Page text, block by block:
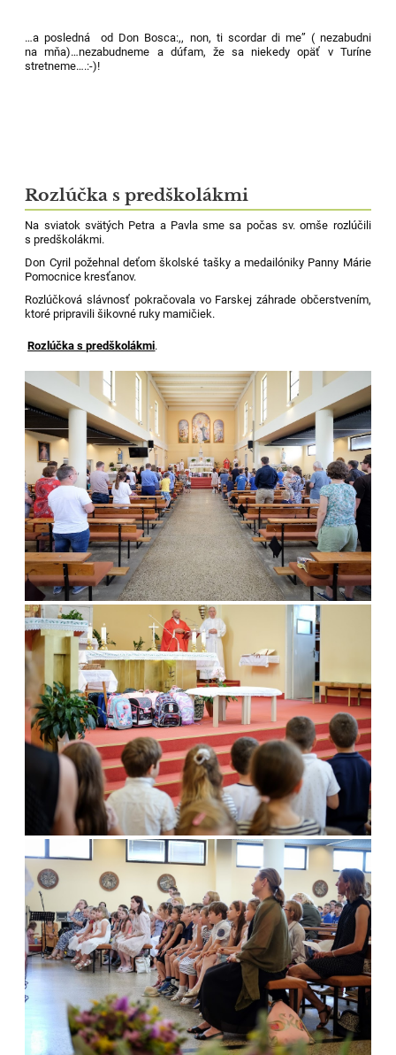
…a posledná od Don Bosca:,, non, ti scordar di me” ( nezabudni
na mňa)…nezabudneme a dúfam, že sa niekedy opäť v Turíne
stretneme….:-)!
Rozlúčka s predškolákmi
Na sviatok svätých Petra a Pavla sme sa počas sv. omše rozlúčili
s predškolákmi.
Don Cyril požehnal deťom školské tašky a medailóniky Panny Márie
Pomocnice kresťanov.
Rozlúčková slávnosť pokračovala vo Farskej záhrade občerstvením,
ktoré pripravili šikovné ruky mamičiek.
Rozlúčka s predškolákmi.